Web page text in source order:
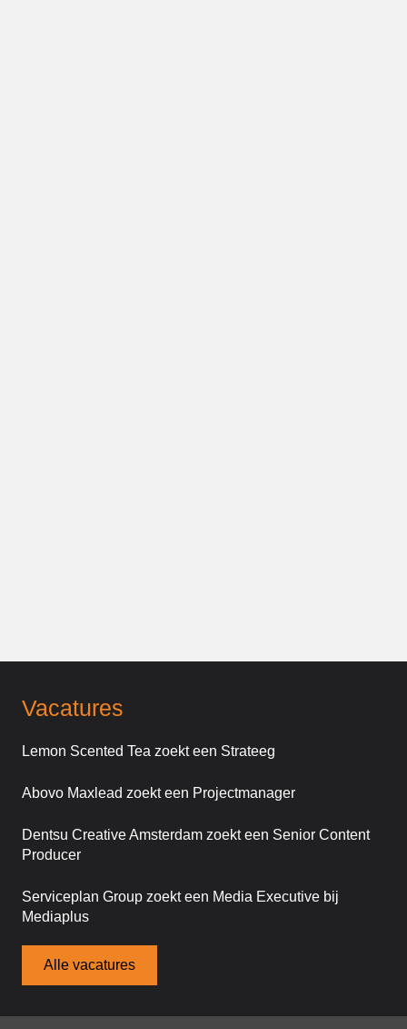
Vacatures
Lemon Scented Tea zoekt een Strateeg
Abovo Maxlead zoekt een Projectmanager
Dentsu Creative Amsterdam zoekt een Senior Content
Producer
Serviceplan Group zoekt een Media Executive bij
Mediaplus
Alle vacatures